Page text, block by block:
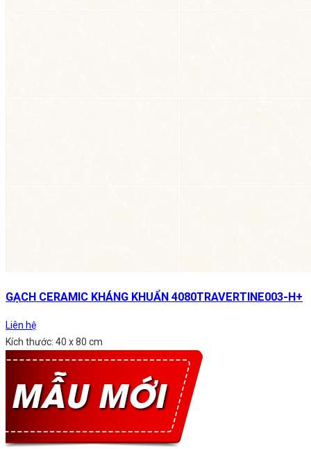
GẠCH CERAMIC KHÁNG KHUẨN 4080TRAVERTINE003-H+
Liên hệ
Kích thước: 40 x 80 cm